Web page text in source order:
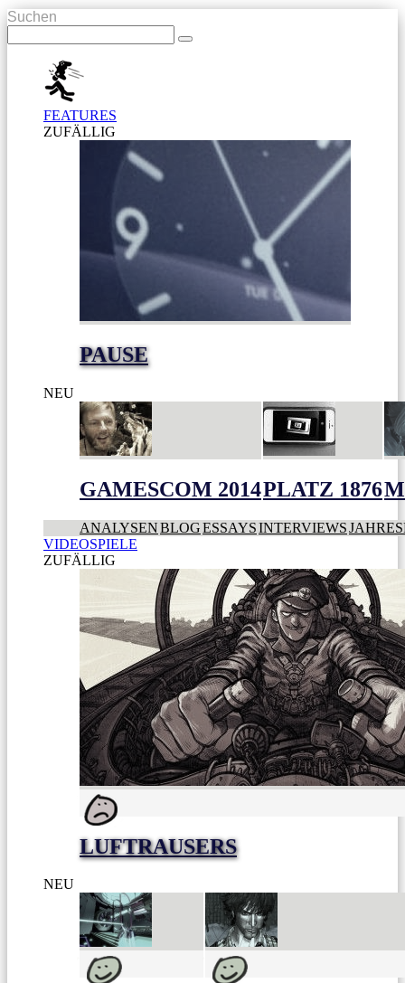
Suchen
FEATURES
ZUFÄLLIG
PAUSE
NEU
GAMESCOM 2014PLATZ 1876
ANALYSENBLOGESSAYSINTERVIEWS
VIDEOSPIELE
ZUFÄLLIG
LUFTRAUSERS
NEU